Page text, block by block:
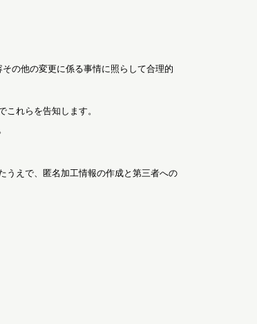
の他の変更に係る事情に照らして合理的
れらを告知します。
うえで、匿名加工情報の作成と第三者への